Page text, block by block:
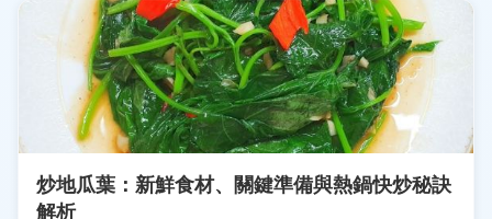
炒地瓜葉：新鮮食材、關鍵準備與熱鍋快炒秘訣
解析